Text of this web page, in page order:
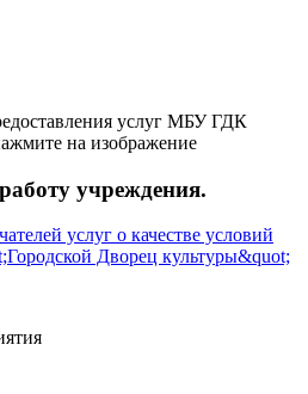
услуг МБУ ГДК
на изображение
учреждения.